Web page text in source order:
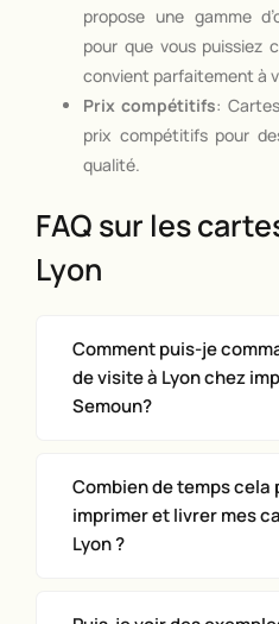
propose une gamme
pour que vous puissiez
convient parfaitement à
Prix compétitifs:
prix compétitifs pour
qualité.
FAQ sur les
Lyon
Comment puis-je
de visite à Lyon chez
Semoun?
Combien de temps cela
imprimer et livrer mes
Lyon ?